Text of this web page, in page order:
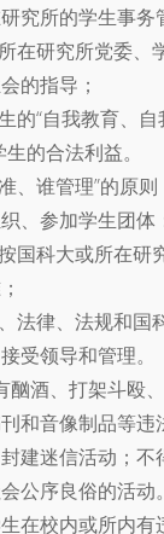
究所的学生事务
在研究所党委、
的指导；
的“自我教育、
的合法利益。
、谁管理”的原
、参加学生团体
国科大或所在研
法律、法规和国
受领导和管理。
酒、打架斗殴
和音像制品等违
建迷信活动；不
公序良俗的活动。
在校内或所内有